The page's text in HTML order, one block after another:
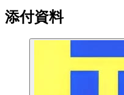
添付資料